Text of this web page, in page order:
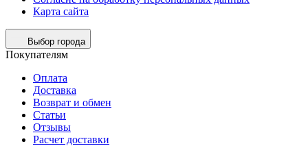
Карта сайта
Выбор города
Покупателям
Оплата
Доставка
Возврат и обмен
Статьи
Отзывы
Расчет доставки